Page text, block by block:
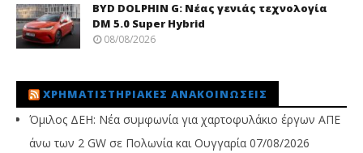
BYD DOLPHIN G: Νέας γενιάς τεχνολογία
DM 5.0 Super Hybrid
08/08/2026
ΧΡΗΜΑΤΙΣΤΗΡΙΑΚΈΣ ΑΝΑΚΟΙΝΏΣΕΙΣ
Όμιλος ΔΕΗ: Νέα συμφωνία για χαρτοφυλάκιο έργων ΑΠΕ
άνω των 2 GW σε Πολωνία και Ουγγαρία 07/08/2026